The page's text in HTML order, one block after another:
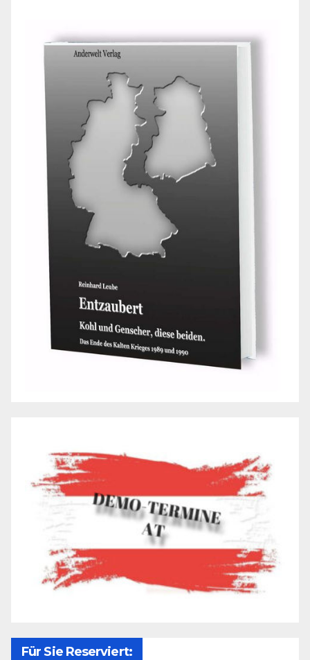
Für Sie Reserviert: